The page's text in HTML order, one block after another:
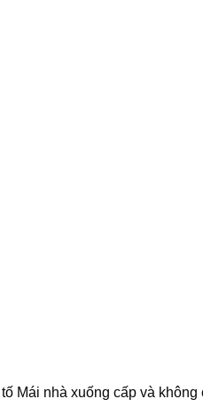
Mái nhà xuống cấp và